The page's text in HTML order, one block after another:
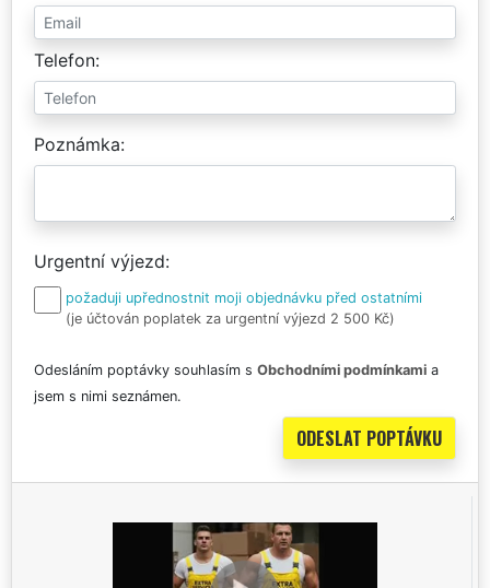
Telefon
Poznámka
Urgentní výjezd
požaduji upřednostnit moji objednávku před ostatními
(je účtován poplatek za urgentní výjezd 2 500 Kč)
Odesláním poptávky souhlasím s Obchodními podmínkami a
jsem s nimi seznámen.